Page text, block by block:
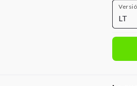
LT